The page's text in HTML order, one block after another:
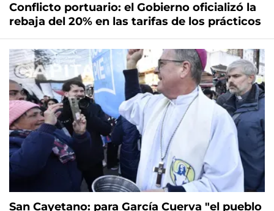
Conflicto portuario: el Gobierno oficializó la
rebaja del 20% en las tarifas de los prácticos
San Cayetano: para García Cuerva "el pueblo